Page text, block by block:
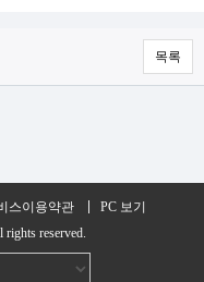
목록
스이용약관
PC 보기
rights reserved.